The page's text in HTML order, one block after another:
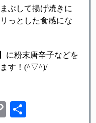
ぶして揚げ焼きに
っとした食感にな
に粉末唐辛子などを
ます！(^▽^)/
Copy